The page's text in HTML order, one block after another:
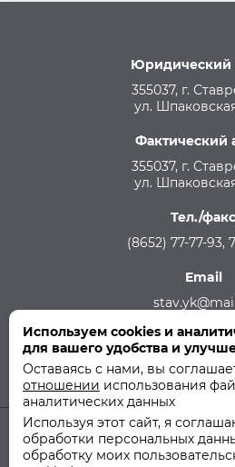
Юридический
355037, г.
ул.
Фактический
355037, г.
ул.
Тел./факс
(8652) 77-77-93,
Email
Телефон
215-957, 8-928-301-92-08
© 2011-2026 ООО "СТУК" | ООО
Используем cookies и
для вашего удобства и
Оставаясь с нами, вы
отношении использования
аналитических данных
Используя этот сайт, я
обработки персональных
обработку моих